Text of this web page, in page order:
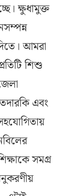
ক্ষুধামুক্ত
আমরা
শিশু
এবং
সমগ্র